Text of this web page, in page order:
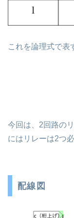
これを論理式で表
今回は、2回路の
にはリレーは2つ必
配線図